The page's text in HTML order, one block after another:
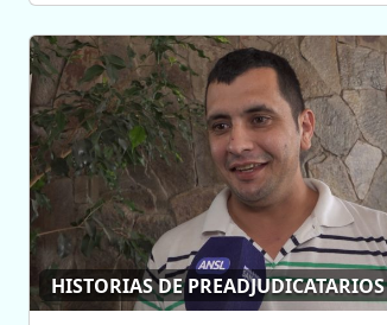
HISTORIAS DE PREADJUDICATARIOS